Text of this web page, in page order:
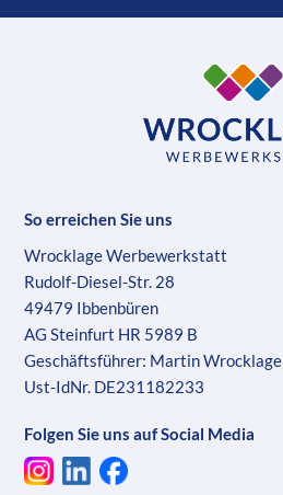
So erreichen Sie uns
Wrocklage Werbewerkstatt
Rudolf-Diesel-Str. 28
49479 Ibbenbüren
AG Steinfurt HR 5989 B
Geschäftsführer: Martin Wrocklage
Ust-IdNr. DE231182233
Folgen Sie uns auf Social Media